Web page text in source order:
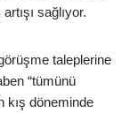
sağlıyor.
taleplerine
“tümünü
kış döneminde